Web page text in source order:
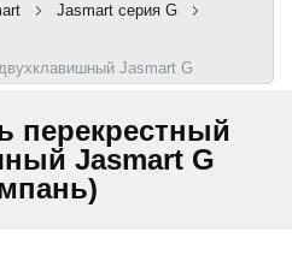
Jasmart серия G
Jasmart G
перекрестный
Jasmart G